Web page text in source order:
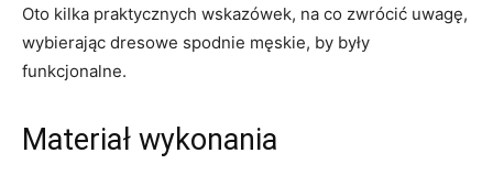
Oto kilka praktycznych wskazówek, na co zwrócić uwagę,
wybierając dresowe spodnie męskie, by były
funkcjonalne.
Materiał wykonania